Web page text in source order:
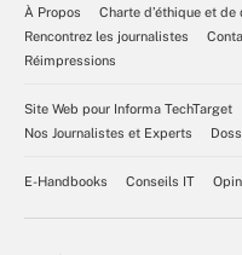
À Propos
Charte d’éthique et de
Rencontrez les journalistes
Réimpressions
Site Web pour Informa TechTarget
Nos Journalistes et Experts
E-Handbooks Conseils IT